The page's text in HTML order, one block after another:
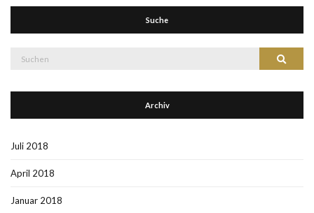
Suche
Suchen
Archiv
Juli 2018
April 2018
Januar 2018